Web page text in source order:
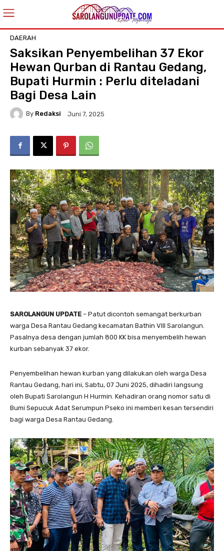
DAERAH
Saksikan Penyembelihan 37 Ekor
Hewan Qurban di Rantau Gedang,
Bupati Hurmin : Perlu diteladani
Bagi Desa Lain
By Redaksi Juni 7, 2025
SAROLANGUN UPDATE – Patut dicontoh semangat berkurban
warga Desa Rantau Gedang kecamatan Bathin VIII Sarolangun.
Pasalnya desa dengan jumlah 800 KK bisa menyembelih hewan
kurban sebanyak 37 ekor.
Penyembelihan hewan kurban yang dilakukan oleh warga Desa
Rantau Gedang, hari ini, Sabtu, 07 Juni 2025, dihadiri langsung
oleh Bupati Sarolangun H Hurmin. Kehadiran orang nomor satu di
Bumi Sepucuk Adat Serumpun Pseko ini memberi kesan tersendiri
bagi warga Desa Rantau Gedang.